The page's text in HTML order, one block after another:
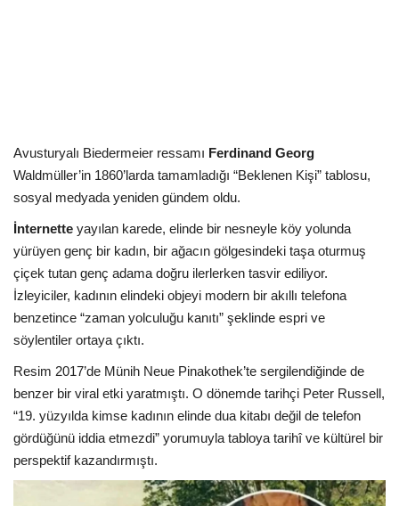
Dünya
Avusturyalı Biedermeier ressamı Ferdinand Georg
Waldmüller’in 1860’larda tamamladığı “Beklenen Kişi” tablosu,
sosyal medyada yeniden gündem oldu.
İnternette yayılan karede, elinde bir nesneyle köy yolunda
yürüyen genç bir kadın, bir ağacın gölgesindeki taşa oturmuş
çiçek tutan genç adama doğru ilerlerken tasvir ediliyor.
İzleyiciler, kadının elindeki objeyi modern bir akıllı telefona
benzetince “zaman yolculuğu kanıtı” şeklinde espri ve
söylentiler ortaya çıktı.
Resim 2017’de Münih Neue Pinakothek’te sergilendiğinde de
benzer bir viral etki yaratmıştı. O dönemde tarihçi Peter Russell,
“19. yüzyılda kimse kadının elinde dua kitabı değil de telefon
gördüğünü iddia etmezdi” yorumuyla tabloya tarihî ve kültürel bir
perspektif kazandırmıştı.